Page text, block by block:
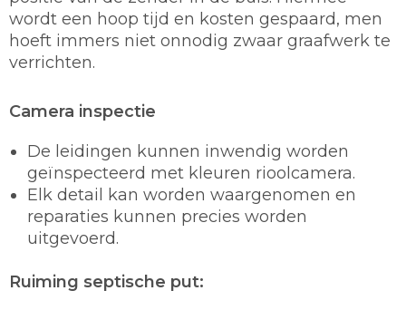
wordt een hoop tijd en kosten gespaard, men
hoeft immers niet onnodig zwaar graafwerk te
verrichten.
Camera inspectie
De leidingen kunnen inwendig worden
geïnspecteerd met kleuren rioolcamera.
Elk detail kan worden waargenomen en
reparaties kunnen precies worden
uitgevoerd.
Ruiming septische put: